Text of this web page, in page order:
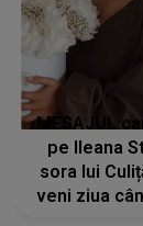
MESAJUL
pe Ileana
sora lui
veni ziua